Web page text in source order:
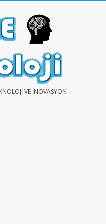
VE İNOVASYON